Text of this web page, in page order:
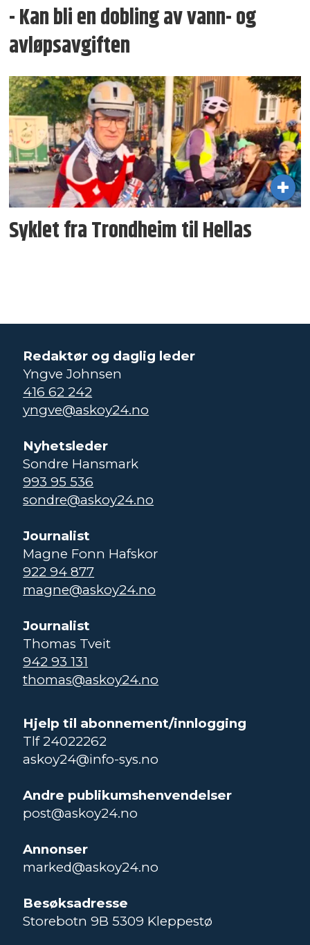
- Kan bli en dobling av vann- og
avløpsavgiften
Syklet fra Trondheim til Hellas
Redaktør og daglig leder
Yngve Johnsen
416 62 242
yngve@askoy24.no
Nyhetsleder
Sondre Hansmark
993 95 536
sondre@askoy24.no
Journalist
Magne Fonn Hafskor
922 94 877
magne@askoy24.no
Journalist
Thomas Tveit
942 93 131
thomas@askoy24.no
Hjelp til abonnement/innlogging
Tlf 24022262
askoy24@info-sys.no
Andre publikumshenvendelser
post@askoy24.no
Annonser
marked@askoy24.no
Besøksadresse
Storebotn 9B 5309 Kleppestø